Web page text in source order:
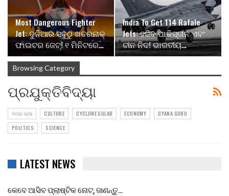
Most Dangerous Fighter
Jet: ଦୁନିଆର ସବୁଠୁ ଖତରନାକ୍
ଫାଇଟର ଜେଟ୍! ୧ ମିନିଟରେ…
India To Get 114 Rafale
Jets: ହଜିବ ପାକିସ୍ତାନ ଏବଂ
ଚୀନ ନିଦ! ଭାରତୀୟ…
Browsing Category
ପ୍ରଯୁକ୍ତିବିଦ୍ୟା
୨୦ର କଥା CULTURE CYCLONE GULAB ECONOMY
GYANA GURU
POLITICS
SCIENCE
LATEST NEWS
କେବେ ଆସିବ ପ୍ଲାଷ୍ଟିକ ନୋଟ୍, ଜାଣନ୍ତୁ…